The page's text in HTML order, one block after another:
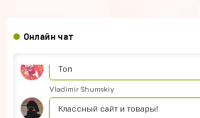
Онлайн чат
Подскажите как решить проблему
Топ
Vladimir Shumskiy
Классный сайт и товары!